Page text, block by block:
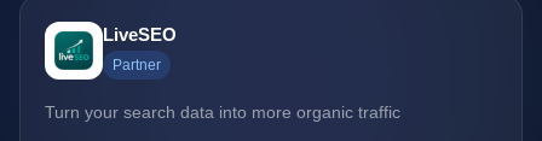
LiveSEO
Partner
Turn your search data into more organic traffic